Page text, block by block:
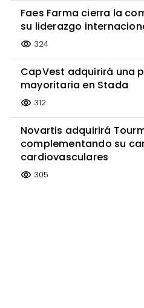
Faes Farma cierra la
su liderazgo
visibility 324
CapVest adquirirá una
mayoritaria en Stada
visibility 312
Novartis adquirirá
complementando su
cardiovasculares
visibility 305